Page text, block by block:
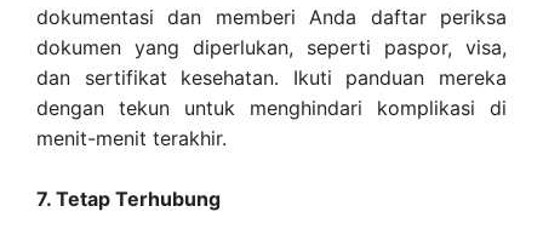
dokumentasi dan memberi Anda daftar periksa
dokumen yang diperlukan, seperti paspor, visa,
dan sertifikat kesehatan. Ikuti panduan mereka
dengan tekun untuk menghindari komplikasi di
menit-menit terakhir.
7. Tetap Terhubung